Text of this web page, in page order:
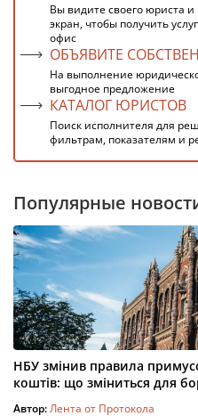
Вы видите своего юриста и
экран, чтобы получить
офис
ОБЪЯВИТЕ
На выполнение
выгодное предложение
КАТАЛОГ ЮРИСТОВ
Поиск исполнителя для
фильтрам, показателям и
Популярные
НБУ змінив правила
коштів: що зміниться для
Автор:Лента от Протокола